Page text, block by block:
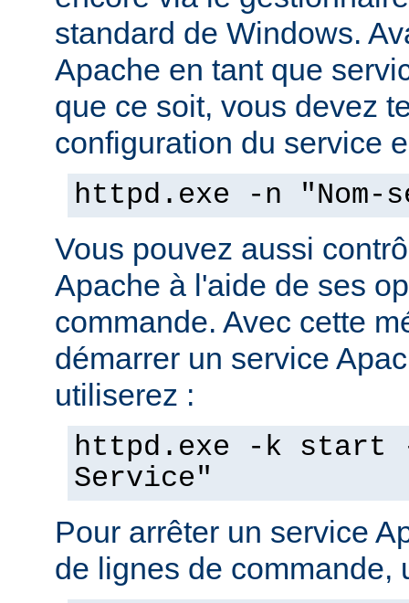
standard de Windows.
Apache en tant que
que ce soit, vous devez
configuration du service
httpd.exe -n
Vous pouvez aussi
Apache à l'aide de ses
commande. Avec cette
démarrer un service
utiliserez :
httpd.exe -k start -
Service"
Pour arrêter un service
de lignes de commande,